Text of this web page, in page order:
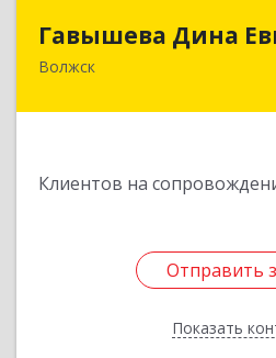
Гавышева Дина
Волжск
Клиентов на
Отправить
Показать
Отправить
Назад